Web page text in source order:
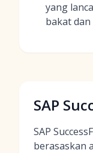
yang
bakat dan
SAP
SAP
berasaskan